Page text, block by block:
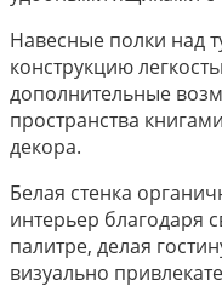
Навесные полки над
конструкцию
дополнительные
пространства
декора.
Белая стенка
интерьер благодаря
палитре, делая
визуально